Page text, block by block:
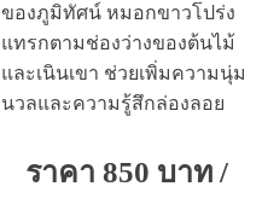
ของภูมิทัศน์ หมอกขาวโปร่ง
แทรกตามช่องว่างของต้นไม้
และเนินเขา ช่วยเพิ่มความนุ่ม
นวลและความรู้สึกล่องลอย
ราคา 850 บาท /